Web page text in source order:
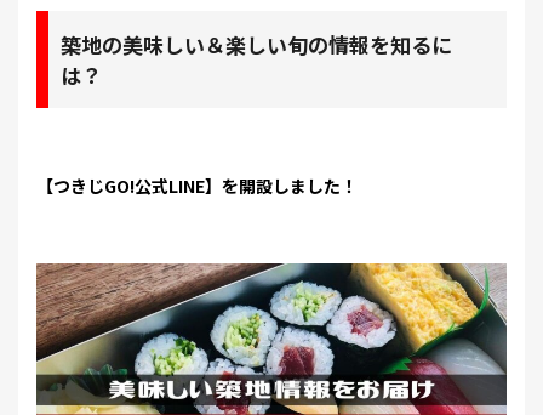
築地の美味しい＆楽しい旬の情報を知るに
は？
【つきじGO!公式LINE】を開設しました！